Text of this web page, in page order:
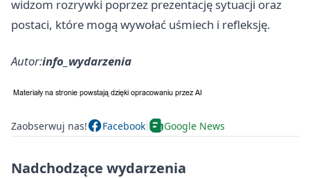
widzom rozrywki poprzez prezentację sytuacji oraz
postaci, które mogą wywołać uśmiech i refleksję.
Autor:info_wydarzenia
Zaobserwuj nas! Facebook Google News
Nadchodzące wydarzenia